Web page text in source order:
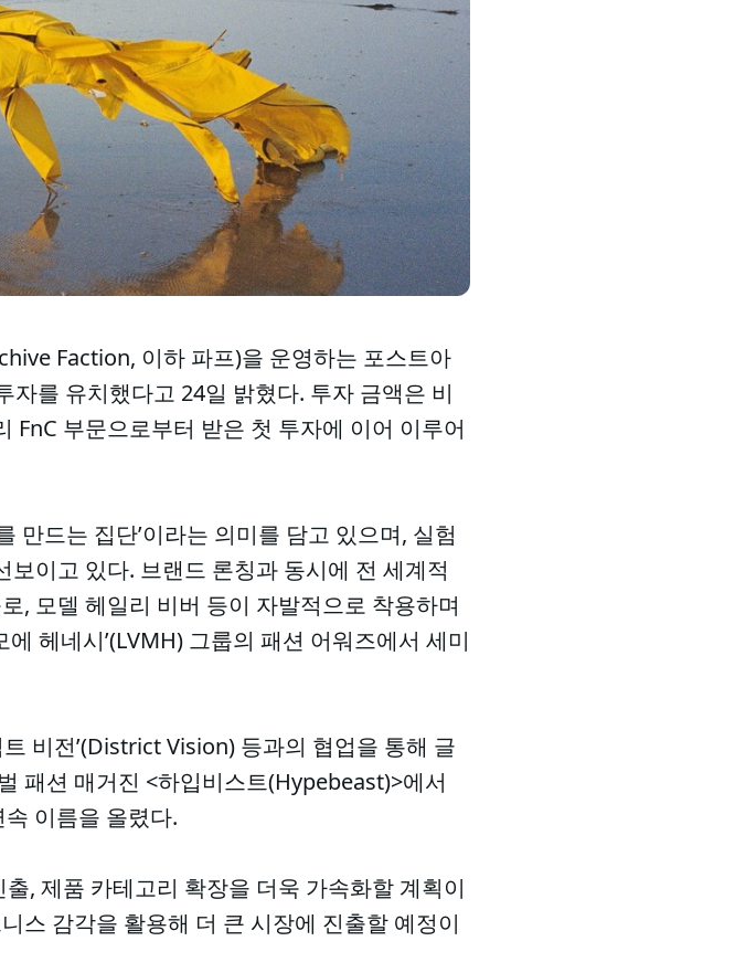
Faction, 이하 파프)을 운영하는 포스트아
를 유치했다고 24일 밝혔다. 투자 금액은 비
부문으로부터 받은 첫 투자에 이어 이루어
만드는 집단’이라는 의미를 담고 있으며, 실험
이고 있다. 브랜드 론칭과 동시에 전 세계적
, 모델 헤일리 비버 등이 자발적으로 착용하며
헤네시’(LVMH) 그룹의 패션 어워즈에서 세미
비전’(District Vision) 등과의 협업을 통해 글
패션 매거진 <하입비스트(Hypebeast)>에서
이름을 올렸다.
, 제품 카테고리 확장을 더욱 가속화할 계획이
스 감각을 활용해 더 큰 시장에 진출할 예정이